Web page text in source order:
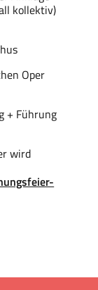
kollektiv)
Oper
+ Führung
wird